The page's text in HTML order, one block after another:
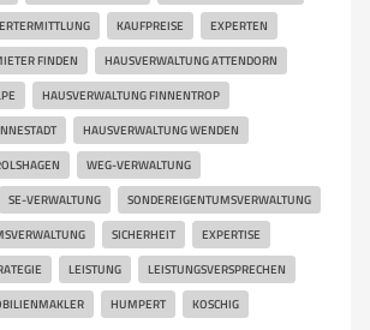
KAUFPREISE EXPERTEN
FINDEN HAUSVERWALTUNG ATTENDORN
HAUSVERWALTUNG FINNENTROP
HAUSVERWALTUNG WENDEN
WEG-VERWALTUNG
SE-VERWALTUNG SONDEREIGENTUMSVERWALTUNG
SICHERHEIT EXPERTISE
LEISTUNG LEISTUNGSVERSPRECHEN
HUMPERT KOSCHIG